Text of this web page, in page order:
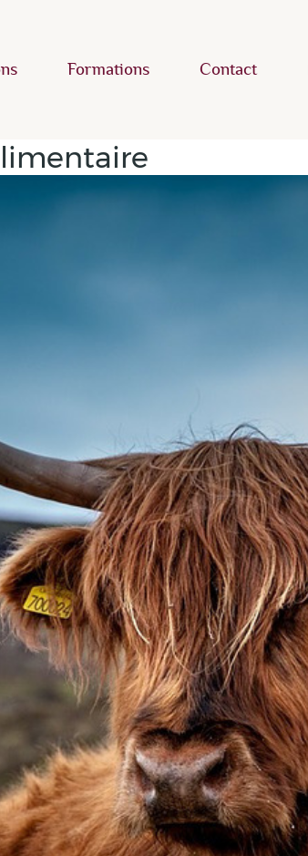
Formations Contact